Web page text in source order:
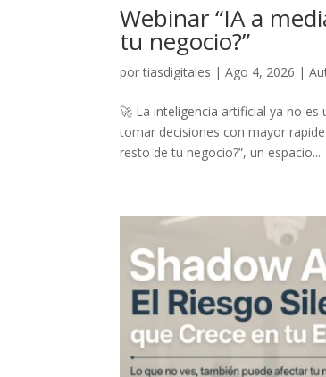
Webinar “IA a
tu negocio?”
portiasdigitales |Ago 4, 2026 |
🚀 La inteligencia artificial ya no
tomar decisiones con mayor
resto de tu negocio?”, un espacio...